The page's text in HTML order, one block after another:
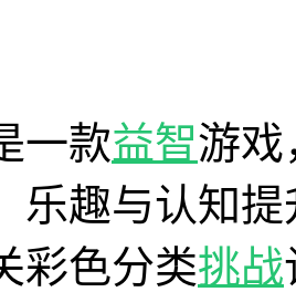
一款益智游戏
乐趣与认知
彩色分类挑战